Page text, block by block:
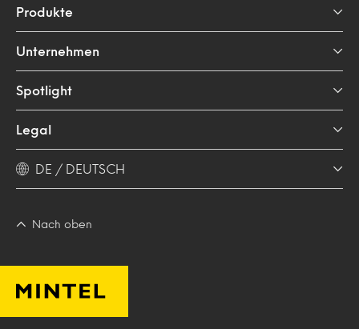
Produkte
Unternehmen
Spotlight
Legal
DE / DEUTSCH
Nach oben